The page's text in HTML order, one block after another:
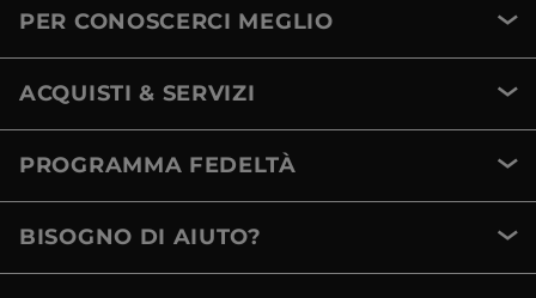
PER CONOSCERCI MEGLIO
ACQUISTI & SERVIZI
PROGRAMMA FEDELTÀ
BISOGNO DI AIUTO?